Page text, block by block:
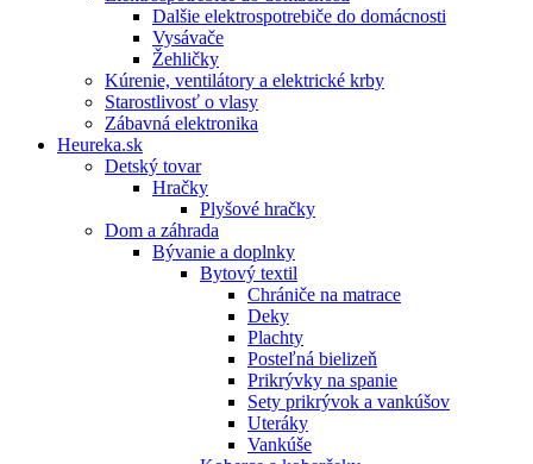
Dalšie elektrospotrebiče do domácnosti
Vysávače
Žehličky
Kúrenie, ventilátory a elektrické krby
Starostlivosť o vlasy
Zábavná elektronika
Heureka.sk
Detský tovar
Hračky
Plyšové hračky
Dom a záhrada
Bývanie a doplnky
Bytový textil
Chrániče na matrace
Deky
Plachty
Posteľná bielizeň
Prikrývky na spanie
Sety prikrývok a vankúšov
Uteráky
Vankúše